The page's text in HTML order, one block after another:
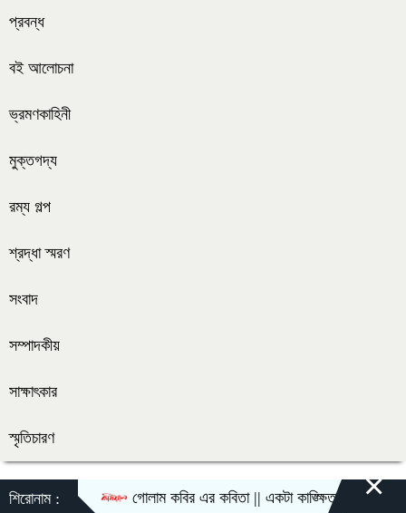
প্রবন্ধ
বই আলোচনা
ভ্রমণকাহিনী
মুক্তগদ্য
রম্য গল্প
শ্রদ্ধা স্মরণ
সংবাদ
সম্পাদকীয়
সাক্ষাৎকার
স্মৃতিচারণ
শিরোনাম : গোলাম কবির এর কবিতা || একটা কাঙ্ক্ষিত স্বপ্নের গল্প×